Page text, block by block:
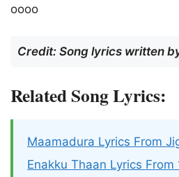
oooo
Credit: Song lyrics written
Related Song Lyrics:
Maamadura Lyrics From
Enakku Thaan Lyrics From